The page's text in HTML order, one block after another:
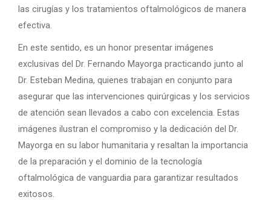
las cirugías y los tratamientos oftalmológicos de manera
efectiva.
En este sentido, es un honor presentar imágenes
exclusivas del Dr. Fernando Mayorga practicando junto al
Dr. Esteban Medina, quienes trabajan en conjunto para
asegurar que las intervenciones quirúrgicas y los servicios
de atención sean llevados a cabo con excelencia. Estas
imágenes ilustran el compromiso y la dedicación del Dr.
Mayorga en su labor humanitaria y resaltan la importancia
de la preparación y el dominio de la tecnología
oftalmológica de vanguardia para garantizar resultados
exitosos.